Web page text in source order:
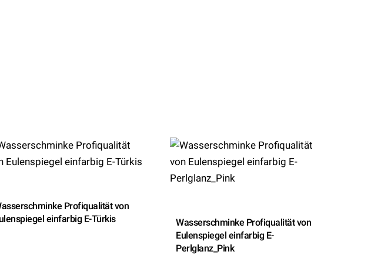
Profiqualität von
einfarbig E-Türkis
Wasserschminke Profiqualität von
Eulenspiegel einfarbig E-
Perlglanz_Pink